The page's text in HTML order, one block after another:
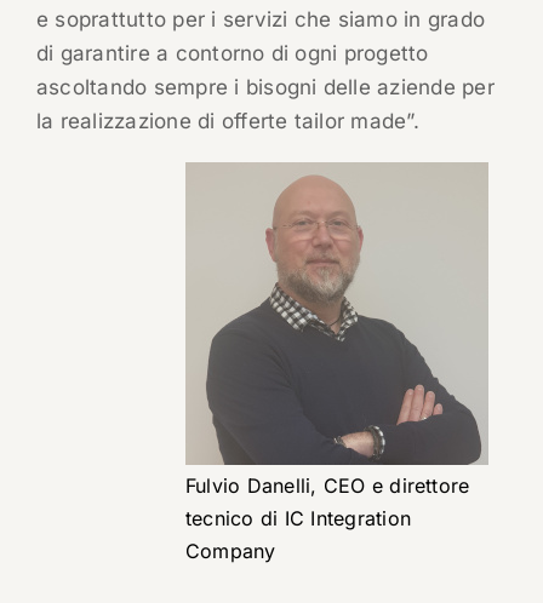
e soprattutto per i servizi che siamo in grado
di garantire a contorno di ogni progetto
ascoltando sempre i bisogni delle aziende per
la realizzazione di offerte tailor made”.
Fulvio Danelli, CEO e direttore
tecnico di IC Integration
Company